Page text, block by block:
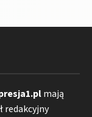
mają
redakcyjny